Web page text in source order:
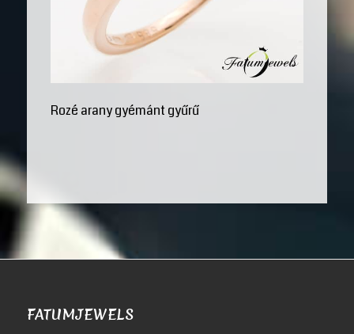
Rozé arany gyémánt gyűrű
FATUMJEWELS